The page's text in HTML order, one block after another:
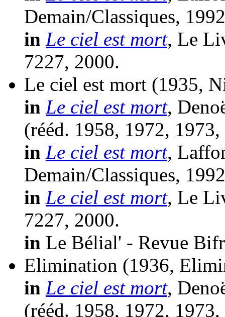
Demain/Classiques,
in Le ciel est mort, Le
7227, 2000.
Le ciel est mort (1935,
in Le ciel est mort,
(rééd. 1958, 1972,
in Le ciel est mort,
Demain/Classiques,
in Le ciel est mort, Le
7227, 2000.
in Le Bélial' - Revue
Elimination (1936,
in Le ciel est mort,
(rééd. 1958, 1972,